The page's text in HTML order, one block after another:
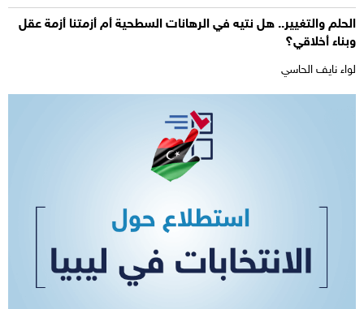
الحلم والتغيير.. هل نتيه في الرهانات السطحية أم أزمتنا أزمة عقل
وبناء أخلاقي؟
لواء نايف الحاسي